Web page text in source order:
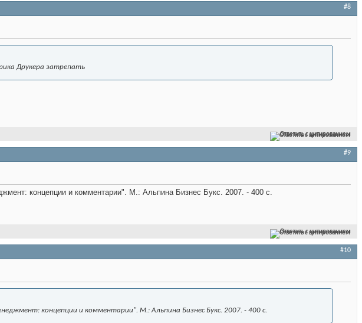
#8
Друкера затрепать
Ответить с цитированием
#9
концепции и комментарии". М.: Альпина Бизнес Букс. 2007. - 400 с.
Ответить с цитированием
#10
концепции и комментарии". М.: Альпина Бизнес Букс. 2007. - 400 с.